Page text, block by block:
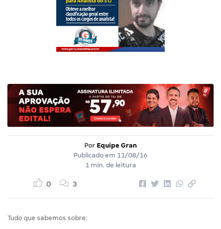
Por Equipe Gran
Publicado em 11/08/16
1 min. de leitura
0 3
Tudo que sabemos sobre: